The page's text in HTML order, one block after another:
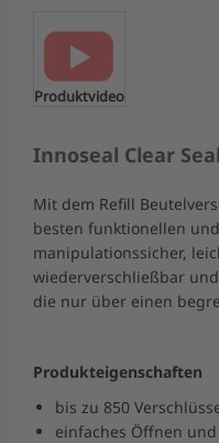
Produktvideo
Innoseal Clear
Mit dem Refill
besten funktionellen
manipulationssicher,
wiederverschließbar
die nur über einen
Produkteigenschaften
bis zu 850
einfaches Öffnen